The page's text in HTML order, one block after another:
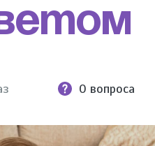
0 вопроса